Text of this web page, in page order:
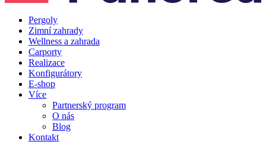
Pergoly
Zimní zahrady
Wellness a zahrada
Carporty
Realizace
Konfigurátory
E-shop
Více
Partnerský program
O nás
Blog
Kontakt